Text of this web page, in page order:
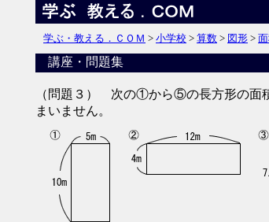
学ぶ・教える．ＣＯＭ > 小学校 > 算数 > 図形 >
講座・問題集
（問題３） 次の①から⑤の長方形の面
まいません。